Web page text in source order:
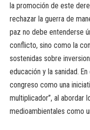
la promoción de este
rechazar la guerra de
paz no debe entenderse
conflicto, sino como la
sostenidas sobre
educación y la sanidad.
congreso como una
multiplicador”, al abordar
medioambientales como